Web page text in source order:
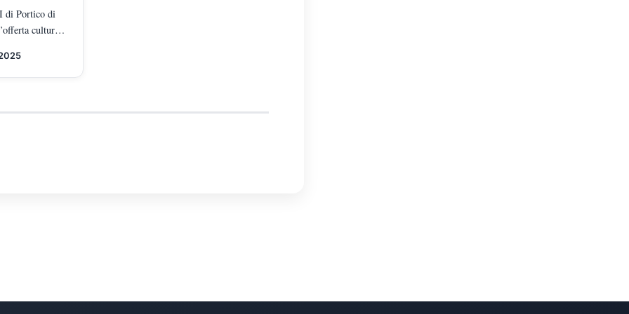
di Portico di
culturale
ragazzi e